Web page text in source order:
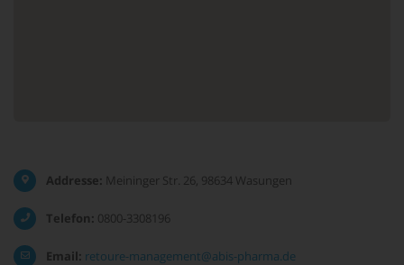
Addresse: Meininger Str. 26, 98634 Wasungen
Telefon: 0800-3308196
Email: retoure-management@abis-pharma.de